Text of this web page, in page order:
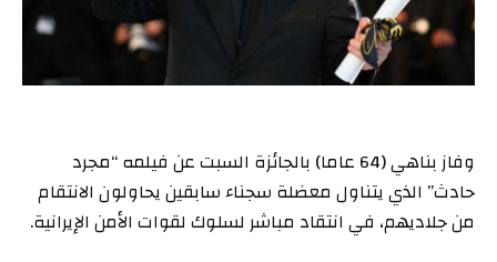
وفاز بناهي (64 عاما) بالجائزة السبت عن فيلمه “مجرد
حادث” الذي يتناول معضلة سجناء سابقين يحاولون الانتقام
من جلاديهم، في انتقاد مباشر لسلوك لقوات الأمن الإيرانية.